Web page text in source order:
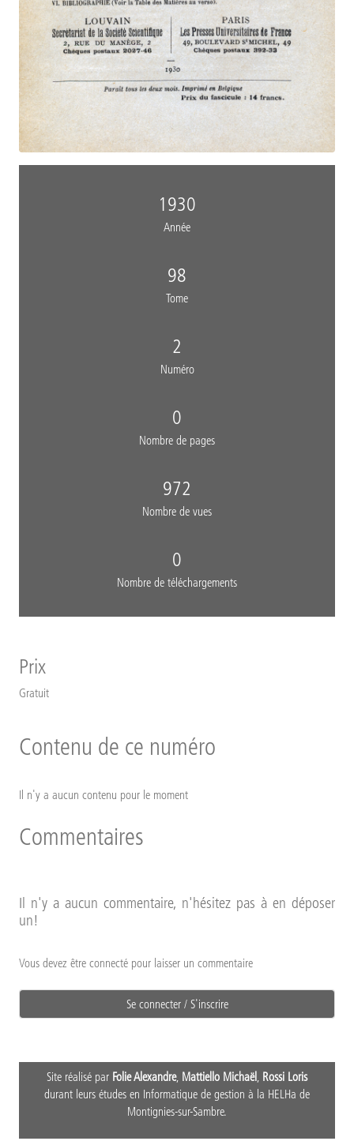
1930
Année
98
Tome
2
Numéro
0
Nombre de pages
972
Nombre de vues
0
Nombre de téléchargements
Prix
Gratuit
Contenu de ce numéro
Il n'y a aucun contenu pour le moment
Commentaires
Il n'y a aucun commentaire, n'hésitez pas à en déposer
un!
Vous devez être connecté pour laisser un commentaire
Se connecter / S'inscrire
Site réalisé par Folie Alexandre, Mattiello Michaël, Rossi Loris
durant leurs études en Informatique de gestion à la HELHa de
Montignies-sur-Sambre.